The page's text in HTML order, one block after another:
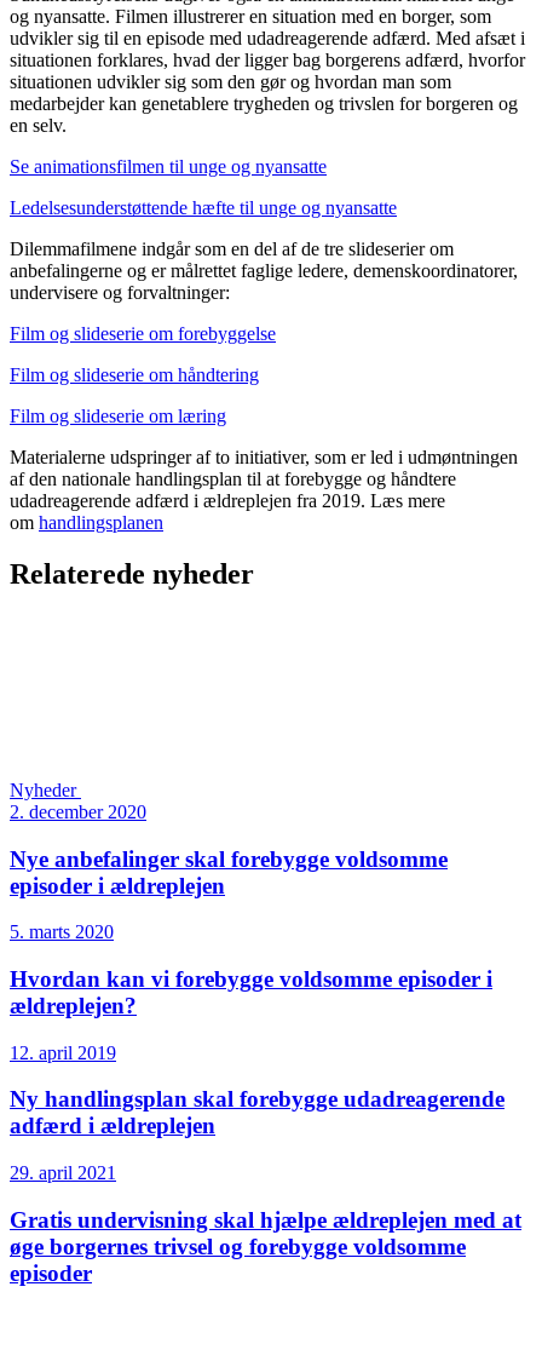
og nyansatte. Filmen illustrerer en situation med en borger, som
udvikler sig til en episode med udadreagerende adfærd. Med afsæt i
situationen forklares, hvad der ligger bag borgerens adfærd, hvorfor
situationen udvikler sig som den gør og hvordan man som
medarbejder kan genetablere trygheden og trivslen for borgeren og
en selv.
Se animationsfilmen til unge og nyansatte
Ledelsesunderstøttende hæfte til unge og nyansatte
Dilemmafilmene indgår som en del af de tre slideserier om
anbefalingerne og er målrettet faglige ledere, demenskoordinatorer,
undervisere og forvaltninger:
Film og slideserie om forebyggelse
Film og slideserie om håndtering
Film og slideserie om læring
Materialerne udspringer af to initiativer, som er led i udmøntningen
af den nationale handlingsplan til at forebygge og håndtere
udadreagerende adfærd i ældreplejen fra 2019. Læs mere
om handlingsplanen
Relaterede nyheder
Nyheder
2. december 2020
Nye anbefalinger skal forebygge voldsomme
episoder i ældreplejen
5. marts 2020
Hvordan kan vi forebygge voldsomme episoder i
ældreplejen?
12. april 2019
Ny handlingsplan skal forebygge udadreagerende
adfærd i ældreplejen
29. april 2021
Gratis undervisning skal hjælpe ældreplejen med at
øge borgernes trivsel og forebygge voldsomme
episoder